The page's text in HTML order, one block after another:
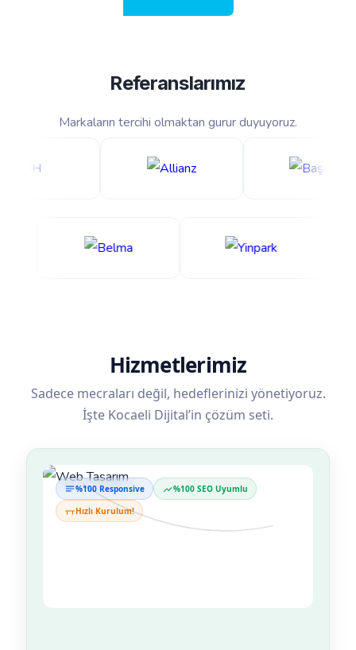
Referanslarımız
Markaların tercihi olmaktan gurur duyuyoruz.
Hizmetlerimiz
Sadece mecraları değil, hedeflerinizi yönetiyoruz.
İşte Kocaeli Dijital’in çözüm seti.
%100 Responsive
%100 SEO Uyumlu
Hızlı Kurulum!